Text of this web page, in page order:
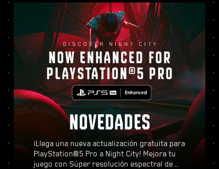
NOVEDADES
¡Llega una nueva actualización gratuita para
PlayStation®5 Pro a Night City! Mejora tu
juego con Súper resolución espectral de